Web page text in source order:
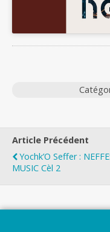
Article Précédent
Yochk’O Seffer :
MUSIC Cèl 2